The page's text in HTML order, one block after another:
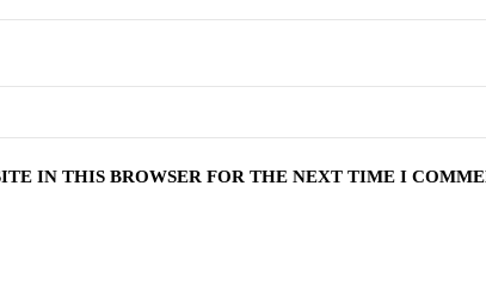
IN THIS BROWSER FOR THE NEXT TIME I